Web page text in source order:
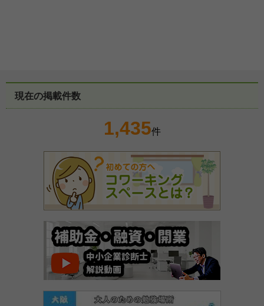
現在の掲載件数
1,435件